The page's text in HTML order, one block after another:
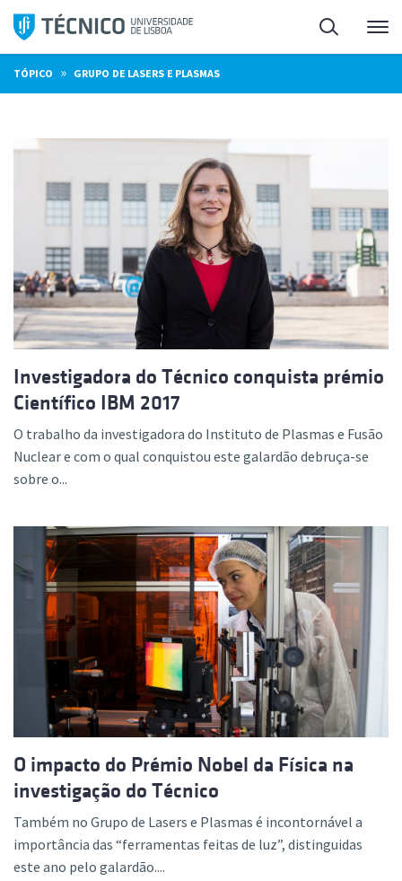
Saltar
para
o
conteúdo
Pesquisa
TÓPICO » GRUPO DE LASERS E PLASMAS
Investigadora do Técnico conquista prémio
Científico IBM 2017
O trabalho da investigadora do Instituto de Plasmas e Fusão
Nuclear e com o qual conquistou este galardão debruça-se
sobre o...
O impacto do Prémio Nobel da Física na
investigação do Técnico
Também no Grupo de Lasers e Plasmas é incontornável a
importância das “ferramentas feitas de luz”, distinguidas
este ano pelo galardão....